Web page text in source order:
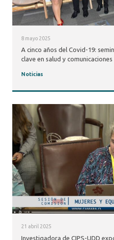
8 mayo 2025
A cinco años del Covid-19:
clave en salud y comunicaciones
Noticias
21 abril 2025
Investigadora de CIPS-UDD